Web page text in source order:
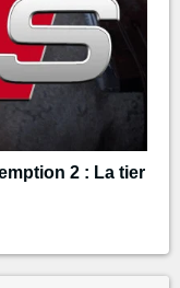
2 : La tier